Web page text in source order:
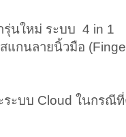
รุ่นใหม่ ระบบ 4 in 1
แกนลายนิ้วมือ
ะบบ Cloud ในกรณี